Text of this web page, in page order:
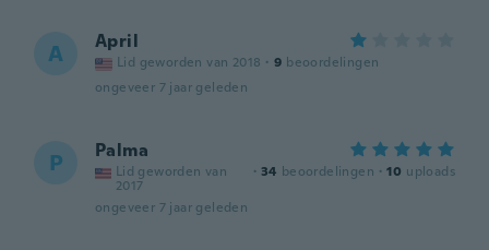
A April
Lid geworden van 2018 · 9 beoordelingen
ongeveer 7 jaar geleden
P Palma
Lid geworden van
2017
· 34 beoordelingen · 10 uploads
ongeveer 7 jaar geleden